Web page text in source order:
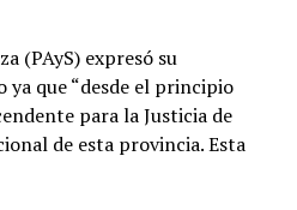
(PAyS) expresó su
ya que “desde el principio
para la Justicia de
de esta provincia. Esta